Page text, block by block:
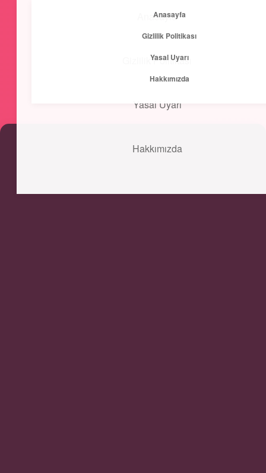
Anasayfa
Gizlilik Politikası
Yasal Uyarı
Hakkımızda
Kısa ve Öz
Anasayfa
Gizlilik Politikası
Yasal Uyarı
Hakkımızda